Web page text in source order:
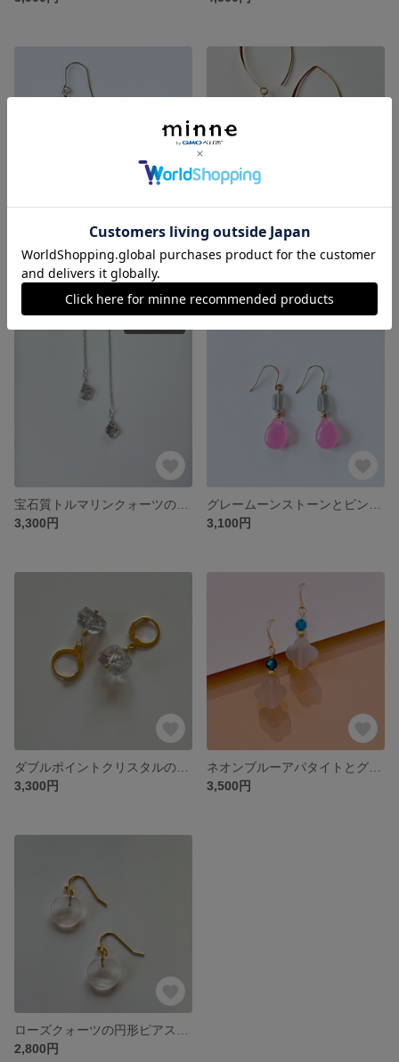
スライスラブラドライトとグリーンオニキスのフックピアス 金属部分はサージカルステンレス使用
2,800円
3,100円
3,300円
3,100円
3,300円
3,500円
2,800円